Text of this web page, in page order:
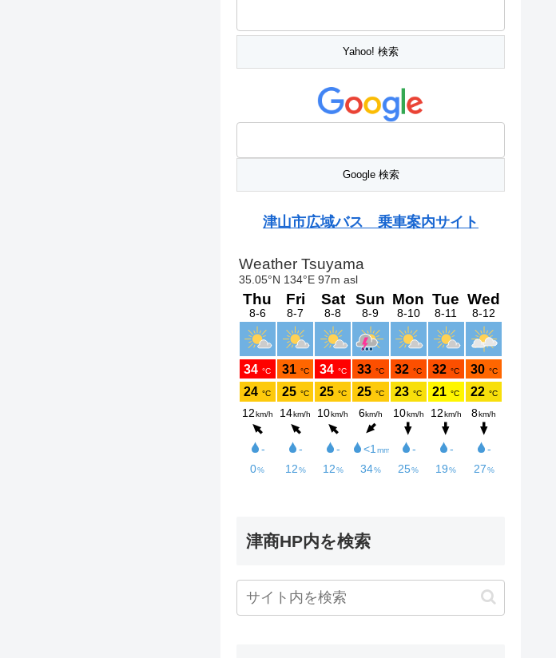
津山市広域バス 乗車案内サイト
津商HP内を検索